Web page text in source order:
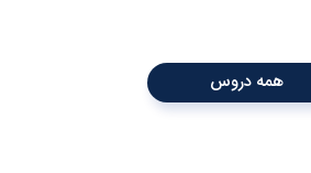
همه دروس